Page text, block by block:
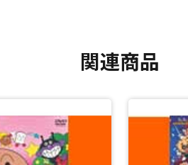
関連商品